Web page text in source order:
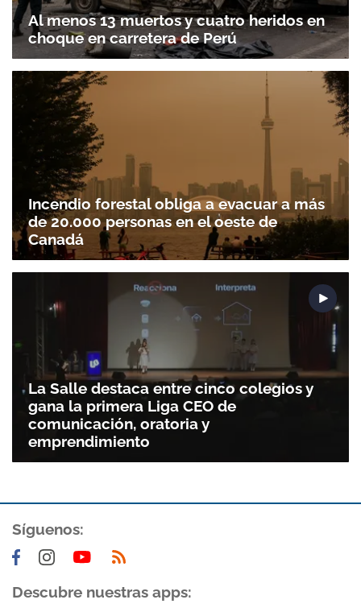
Al menos 13 muertos y cuatro heridos en
choque en carretera de Perú
Incendio forestal obliga a evacuar a más
de 20.000 personas en el oeste de
Canadá
La Salle destaca entre cinco colegios y
gana la primera Liga CEO de
comunicación, oratoria y
emprendimiento
Síguenos:
Descubre nuestras apps: